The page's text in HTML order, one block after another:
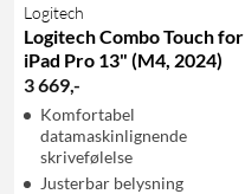
Logitech
Logitech Combo Touch for
iPad Pro 13" (M4, 2024)
3 669,-
Komfortabel
datamaskinlignende
skrivefølelse
Justerbar belysning